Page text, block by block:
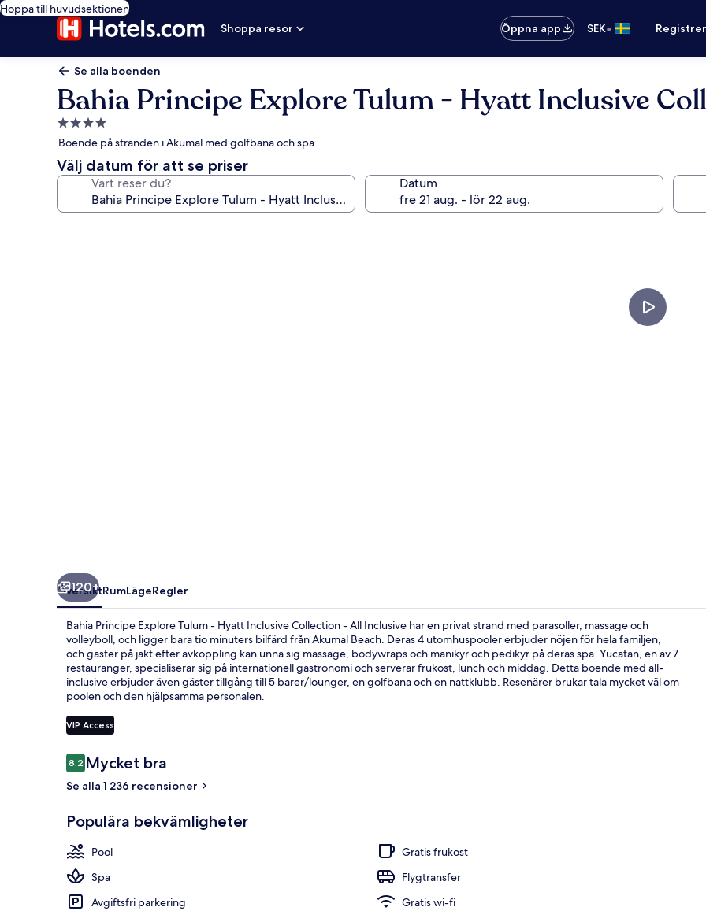
Hoppa till huvudsektionen
Shoppa resor
Öppna app SEK•
Se alla boenden
Bahia Principe Explore Tulum - Hyatt Inclusive
4.0-
stjärnigt
boende
Boende på stranden i Akumal med golfbana och spa
Välj datum för att se priser
Vart reser du? Datum
Privat
120+
ÖversiktRumLägeRegler
Bahia Principe Explore Tulum - Hyatt Inclusive Collection - All Inclusive har en privat strand med parasoller, massage och
volleyboll, och ligger bara tio minuters bilfärd från Akumal Beach. Deras 4 utomhuspooler erbjuder nöjen för hela familjen,
och gäster på jakt efter avkoppling kan unna sig massage, bodywraps och manikyr och pedikyr på deras spa. Yucatan, en av 7
restauranger, specialiserar sig på internationell gastronomi och serverar frukost, lunch och middag. Detta boende med all-
inclusive erbjuder även gäster tillgång till 5 barer/lounger, en golfbana och en nattklubb. Resenärer brukar tala mycket väl om
poolen och den hjälpsamma personalen.
VIP Access
Recensioner
8,28,2 av 10,
Mycket bra
Se alla 1 236 recensioner
Populära bekvämligheter
Pool
Gratis frukost
Spa
Flygtransfer
Avgiftsfri parkering
Gratis wi-fi